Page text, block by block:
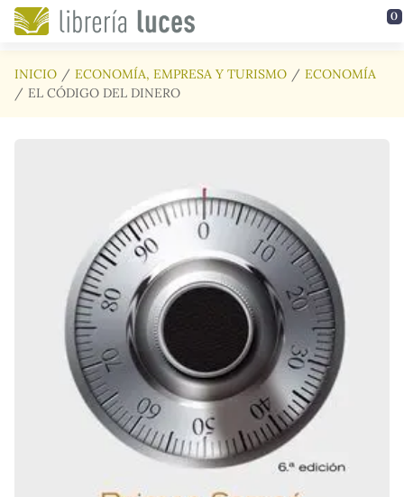
Saltar al contenido principal 0
INICIO ECONOMÍA, EMPRESA Y TURISMO
ECONOMÍA
EL CÓDIGO DEL DINERO